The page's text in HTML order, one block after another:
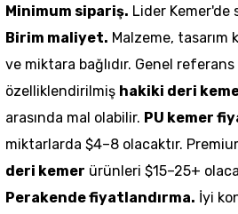
Minimum sipariş. Lider Kemer'de
Birim maliyet. Malzeme, tasarım
ve miktara bağlıdır. Genel
özelliklendirilmiş hakiki deri
arasında mal olabilir. PU kemer
miktarlarda $4–8 olacaktır.
deri kemer ürünleri $15–25+
Perakende fiyatlandırma. İyi